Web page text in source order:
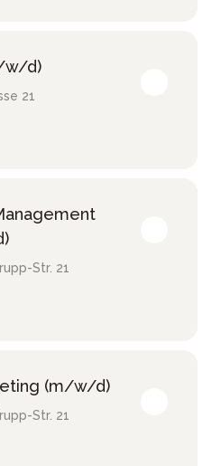
w/d)
21
Str. 21
(m/w/d)
Str. 21